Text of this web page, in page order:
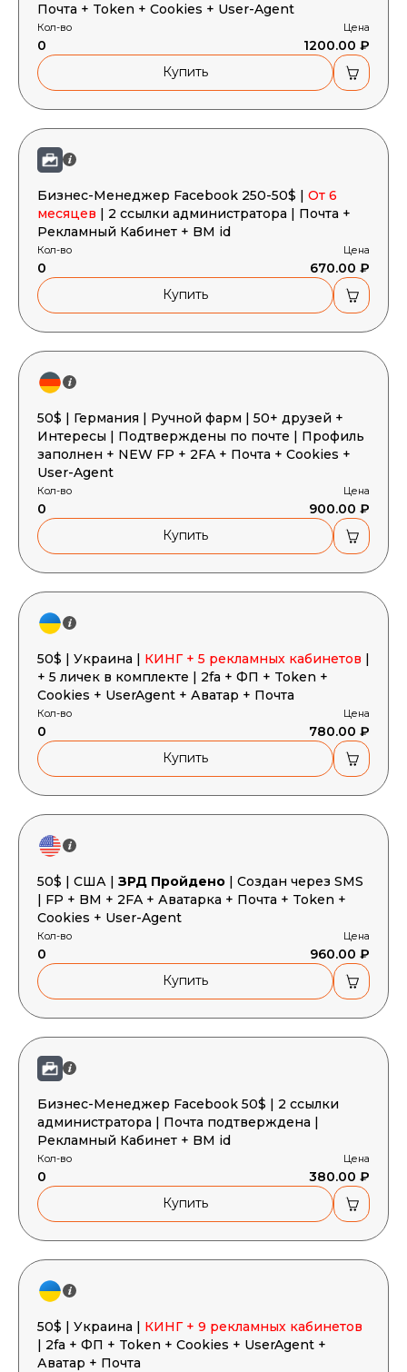
Почта + Token + Cookies + User-Agent
Кол-во
0
Цена
1200.00 ₽
Купить
Бизнес-Менеджер Facebook 250-50$ | От 6
месяцев | 2 ссылки администратора | Почта +
Рекламный Кабинет + BM id
Кол-во
0
Цена
670.00 ₽
Купить
50$ | Германия | Ручной фарм | 50+ друзей +
Интересы | Подтверждены по почте | Профиль
заполнен + NEW FP + 2FA + Почта + Cookies +
User-Agent
Кол-во
0
Цена
900.00 ₽
Купить
50$ | Украина | КИНГ + 5 рекламных кабинетов |
+ 5 личек в комплекте | 2fa + ФП + Token +
Cookies + UserAgent + Аватар + Почта
Кол-во
0
Цена
780.00 ₽
Купить
50$ | США | ЗРД Пройдено | Создан через SMS
| FP + BM + 2FA + Аватарка + Почта + Token +
Cookies + User-Agent
Кол-во
0
Цена
960.00 ₽
Купить
Бизнес-Менеджер Facebook 50$ | 2 ссылки
администратора | Почта подтверждена |
Рекламный Кабинет + BM id
Кол-во
0
Цена
380.00 ₽
Купить
50$ | Украина | КИНГ + 9 рекламных кабинетов
| 2fa + ФП + Token + Cookies + UserAgent +
Аватар + Почта